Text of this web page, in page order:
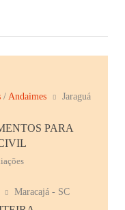
/ Andaimes
Jaraguá
PARA
Maracajá - SC